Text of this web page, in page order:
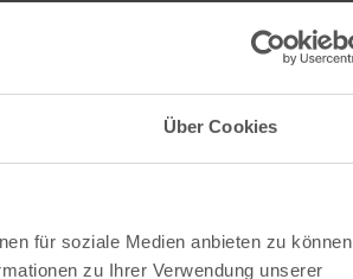
Über Cookies
für soziale Medien anbieten zu können
zu Ihrer Verwendung unserer